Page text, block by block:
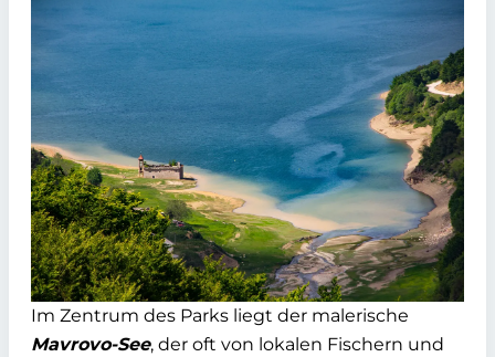
Im Zentrum des Parks liegt der malerische
Mavrovo-See, der oft von lokalen Fischern und